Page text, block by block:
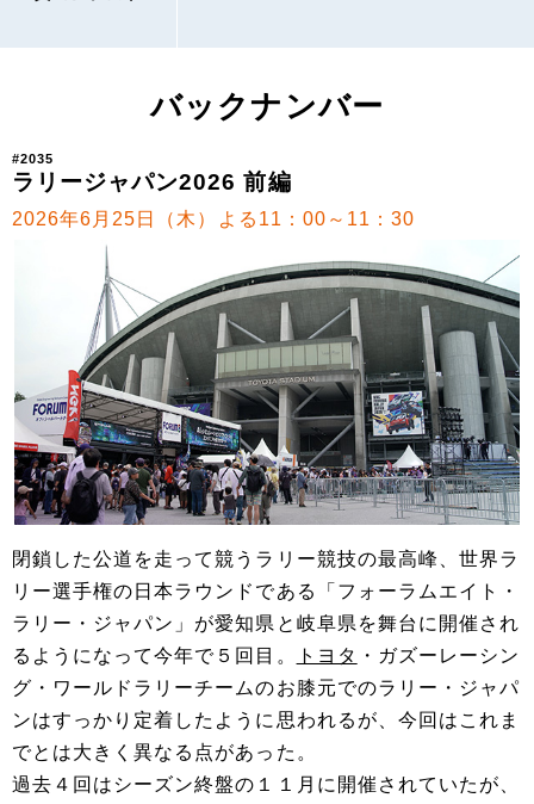
バックナンバー
#2035
ラリージャパン2026 前編
2026年6月25日（木）よる11：00～11：30
閉鎖した公道を走って競うラリー競技の最高峰、世界ラ
リー選手権の日本ラウンドである「フォーラムエイト・
ラリー・ジャパン」が愛知県と岐阜県を舞台に開催され
るようになって今年で５回目。
トヨタ ・ガズーレーシン
グ・ワールドラリーチームのお膝元でのラリー・ジャパ
ンはすっかり定着したように思われるが、今回はこれま
でとは大きく異なる点があった。
過去４回はシーズン終盤の１１月に開催されていたが、